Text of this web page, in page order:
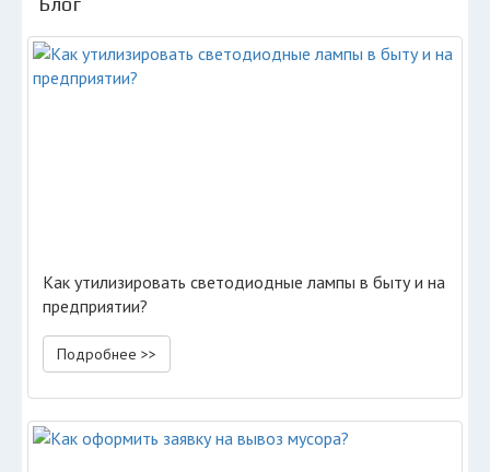
Как утилизировать светодиодные лампы в быту и на
предприятии?
Подробнее >>